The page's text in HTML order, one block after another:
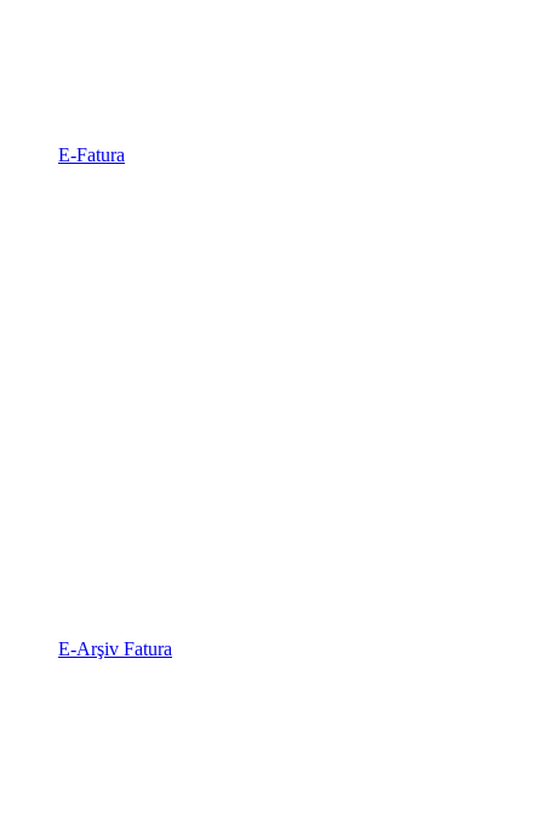
E-Fatura
E-Arşiv Fatura